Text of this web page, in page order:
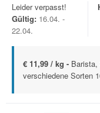
Leider verpasst!
Gültig: 16.04. -
22.04.
€ 11,99 / kg - Barista,
verschiedene Sorten